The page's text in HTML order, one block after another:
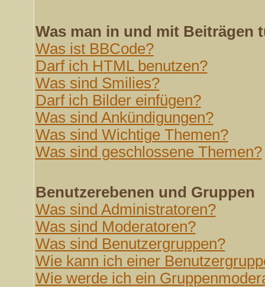
Was man in und mit Beiträgen
Was ist BBCode?
Darf ich HTML benutzen?
Was sind Smilies?
Darf ich Bilder einfügen?
Was sind Ankündigungen?
Was sind Wichtige Themen?
Was sind geschlossene Themen?
Benutzerebenen und Gruppen
Was sind Administratoren?
Was sind Moderatoren?
Was sind Benutzergruppen?
Wie kann ich einer
Wie werde ich ein